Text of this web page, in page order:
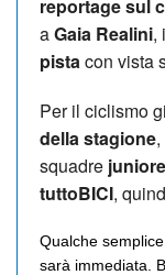
reportage sul
aGaia Realini,
pistacon vista
Per il ciclismo
della stagione
squadre
tuttoBICI,
Qualche semplice
sarà immediata.